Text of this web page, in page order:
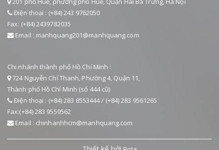
Điện thoại : (+84) 243 9762050
Fax: (+84) 2439782035
Email : manhquang201@manhquang.com
Chi nhánh thành phố Hồ Chí Minh :
724 Nguyễn Chí Thanh, Phường 4, Quận 11,
Thành phố Hồ Chí Minh (số 444 cũ)
Điện thoại : (+84) 283 8553444 / (+84) 283 9561265
Fax:(+84) 283 9559562
Email : chinhanhhcm@manhquang.com